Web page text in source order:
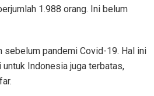
1.988 orang. Ini belum
sebelum pandemi Covid-19. Hal ini
Indonesia juga terbatas,